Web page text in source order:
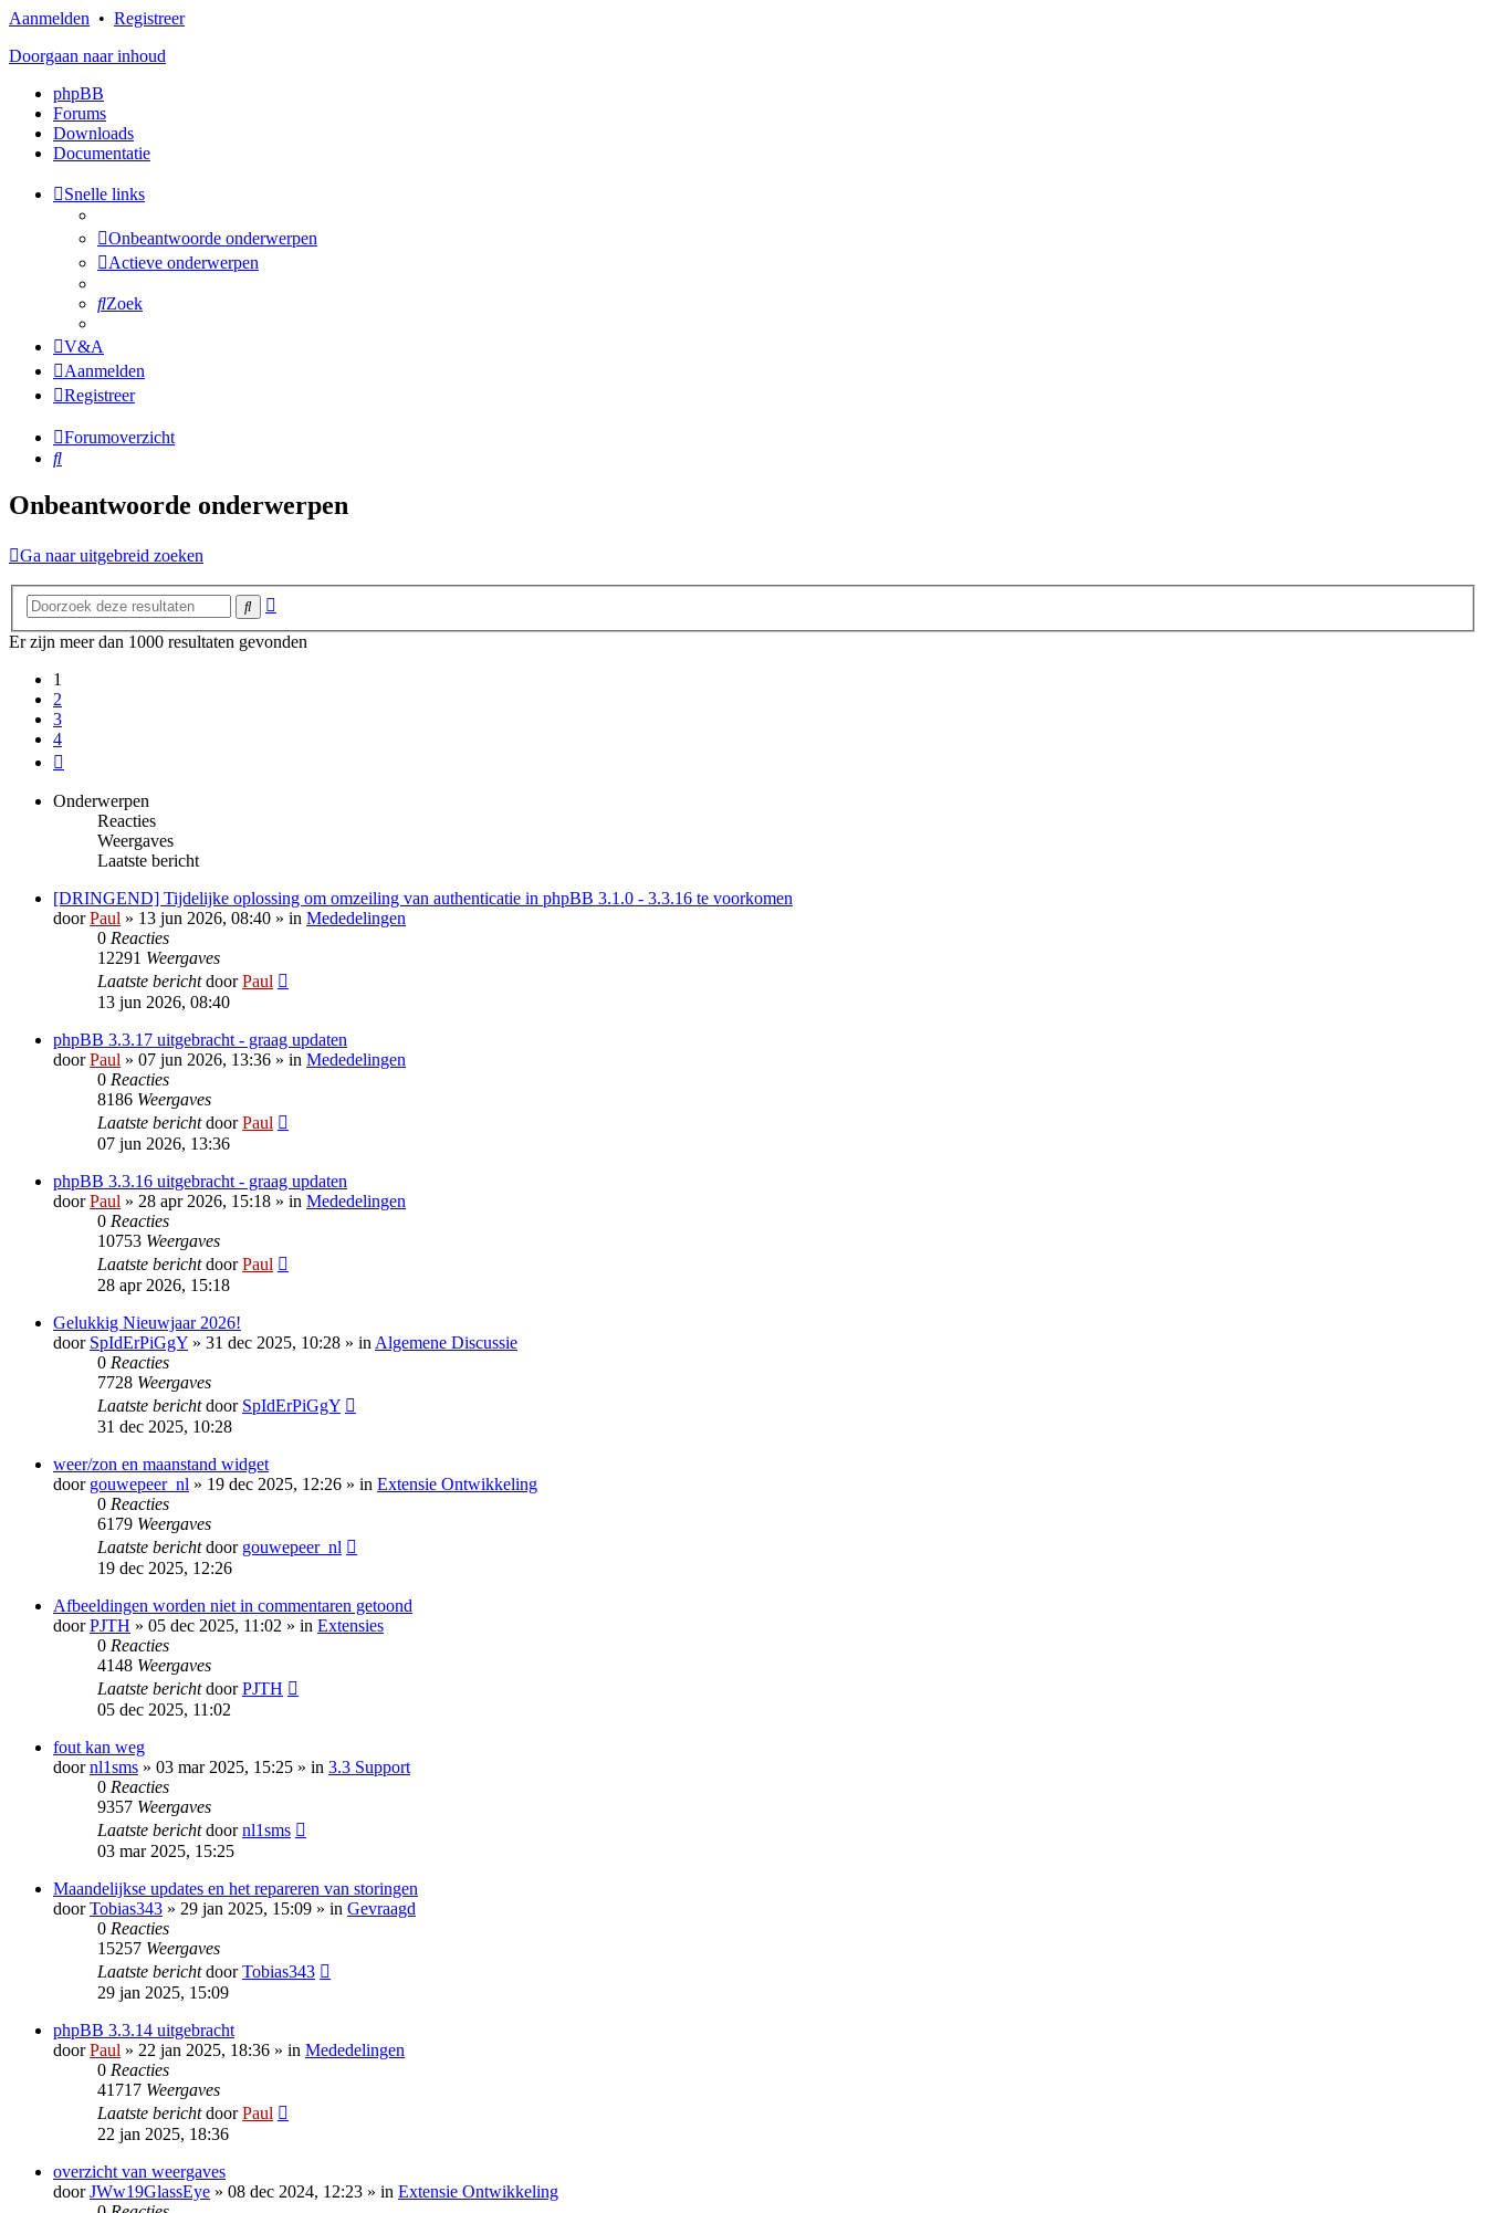
Aanmelden • Registreer
Doorgaan naar inhoud
phpBB
Forums
Downloads
Documentatie
Snelle links
Onbeantwoorde onderwerpen
Actieve onderwerpen
Zoek
V&A
Aanmelden
Registreer
Forumoverzicht
Zoek
Onbeantwoorde onderwerpen
Ga naar uitgebreid zoeken
Zoek
Er zijn meer dan 1000 resultaten gevonden
1
2
3
4
Onderwerpen
Reacties
Weergaves
Laatste bericht
[DRINGEND] Tijdelijke oplossing om omzeiling van authenticatie in phpBB 3.1.0 - 3.3.16 te voorkomen
doorPaul » 13 jun 2026, 08:40 » in Mededelingen
0 Reacties
12291 Weergaves
Laatste berichtdoorPaul
13 jun 2026, 08:40
phpBB 3.3.17 uitgebracht - graag updaten
doorPaul » 07 jun 2026, 13:36 » in Mededelingen
0 Reacties
8186 Weergaves
Laatste berichtdoorPaul
07 jun 2026, 13:36
phpBB 3.3.16 uitgebracht - graag updaten
doorPaul » 28 apr 2026, 15:18 » in Mededelingen
0 Reacties
10753 Weergaves
Laatste berichtdoorPaul
28 apr 2026, 15:18
Gelukkig Nieuwjaar 2026!
door SpIdErPiGgY » 31 dec 2025, 10:28 » inAlgemene Discussie
0 Reacties
7728 Weergaves
Laatste berichtdoor SpIdErPiGgY
31 dec 2025, 10:28
weer/zon en maanstand widget
door gouwepeer_nl » 19 dec 2025, 12:26 » in Extensie Ontwikkeling
0 Reacties
6179 Weergaves
Laatste berichtdoor gouwepeer_nl
19 dec 2025, 12:26
Afbeeldingen worden niet in commentaren getoond
doorPJTH » 05 dec 2025, 11:02 » in Extensies
0 Reacties
4148 Weergaves
Laatste berichtdoorPJTH
05 dec 2025, 11:02
fout kan weg
doornl1sms » 03 mar 2025, 15:25 » in 3.3 Support
0 Reacties
9357 Weergaves
Laatste berichtdoornl1sms
03 mar 2025, 15:25
Maandelijkse updates en het repareren van storingen
doorTobias343 » 29 jan 2025, 15:09 » in Gevraagd
0 Reacties
15257 Weergaves
Laatste berichtdoorTobias343
29 jan 2025, 15:09
phpBB 3.3.14 uitgebracht
doorPaul » 22 jan 2025, 18:36 » in Mededelingen
0 Reacties
41717 Weergaves
Laatste berichtdoorPaul
22 jan 2025, 18:36
overzicht van weergaves
doorJWw19GlassEye » 08 dec 2024, 12:23 » in Extensie Ontwikkeling